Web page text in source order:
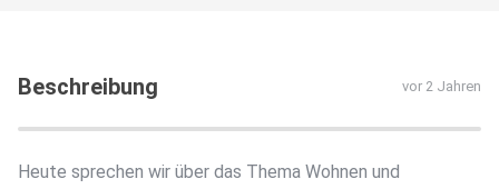
Beschreibung vor 2 Jahren
Heute sprechen wir über das Thema Wohnen und